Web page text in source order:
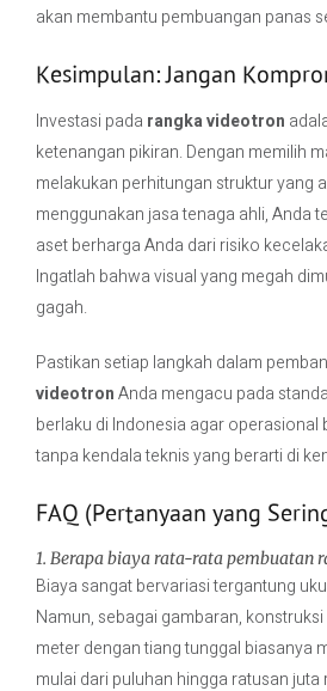
akan membantu pembuangan panas
Kesimpulan: Jangan
Investasi pada rangka videotron
ketenangan pikiran. Dengan memilih
melakukan perhitungan struktur yang
menggunakan jasa tenaga ahli, Anda
aset berharga Anda dari risiko
Ingatlah bahwa visual yang megah
gagah.
Pastikan setiap langkah dalam
videotronAnda mengacu pada
berlaku di Indonesia agar operasional
tanpa kendala teknis yang berarti di
FAQ (Pertanyaan yang
1. Berapa biaya rata-rata pembuatan
Biaya sangat bervariasi tergantung
Namun, sebagai gambaran,
meter dengan tiang tunggal biasanya
mulai dari puluhan hingga ratusan